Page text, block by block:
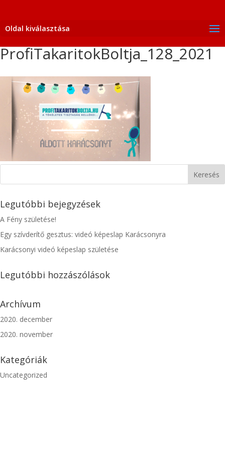
Oldal kiválasztása
ProfiTakaritokBoltja_128_2021
Legutóbbi bejegyzések
A Fény születése!
Egy szívderítő gesztus: videó képeslap Karácsonyra
Karácsonyi videó képeslap születése
Legutóbbi hozzászólások
Archívum
2020. december
2020. november
Kategóriák
Uncategorized